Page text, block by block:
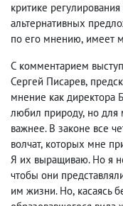
критике
альтернативных
по его мнению, имеет
С комментарием
Сергей Писарев,
мнение как директора
любил природу, но для
важнее. В законе все
волчат, которых мне
Я их выращиваю. Но я
чтобы они
им жизни. Но, касаясь